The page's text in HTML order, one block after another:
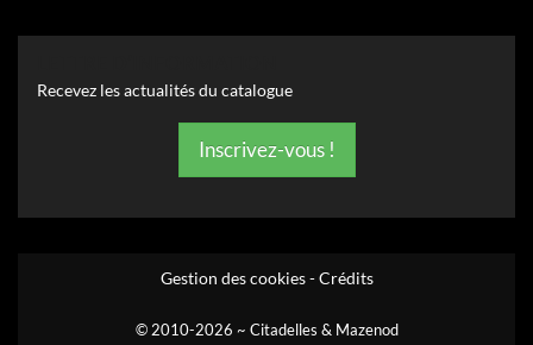
Recevez les actualités du catalogue
Inscrivez-vous !
© 2010-2026 ~ Citadelles & Mazenod
Gestion des cookies-Crédits